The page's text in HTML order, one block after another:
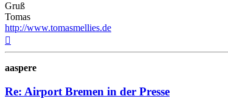
Gruß
Tomas
http://www.tomasmellies.de
aaspere
Re: Airport Bremen in der Presse